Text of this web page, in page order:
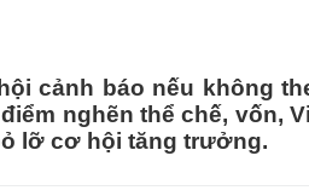
cảnh báo nếu không
nghẽn thể chế, vốn,
lỡ cơ hội tăng trưởng.